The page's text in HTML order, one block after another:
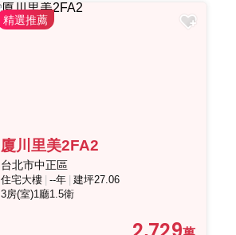
廈川里美2FA2
台北市中正區
住宅大樓 --年 建坪27.06
3房(室)1廳1.5衛